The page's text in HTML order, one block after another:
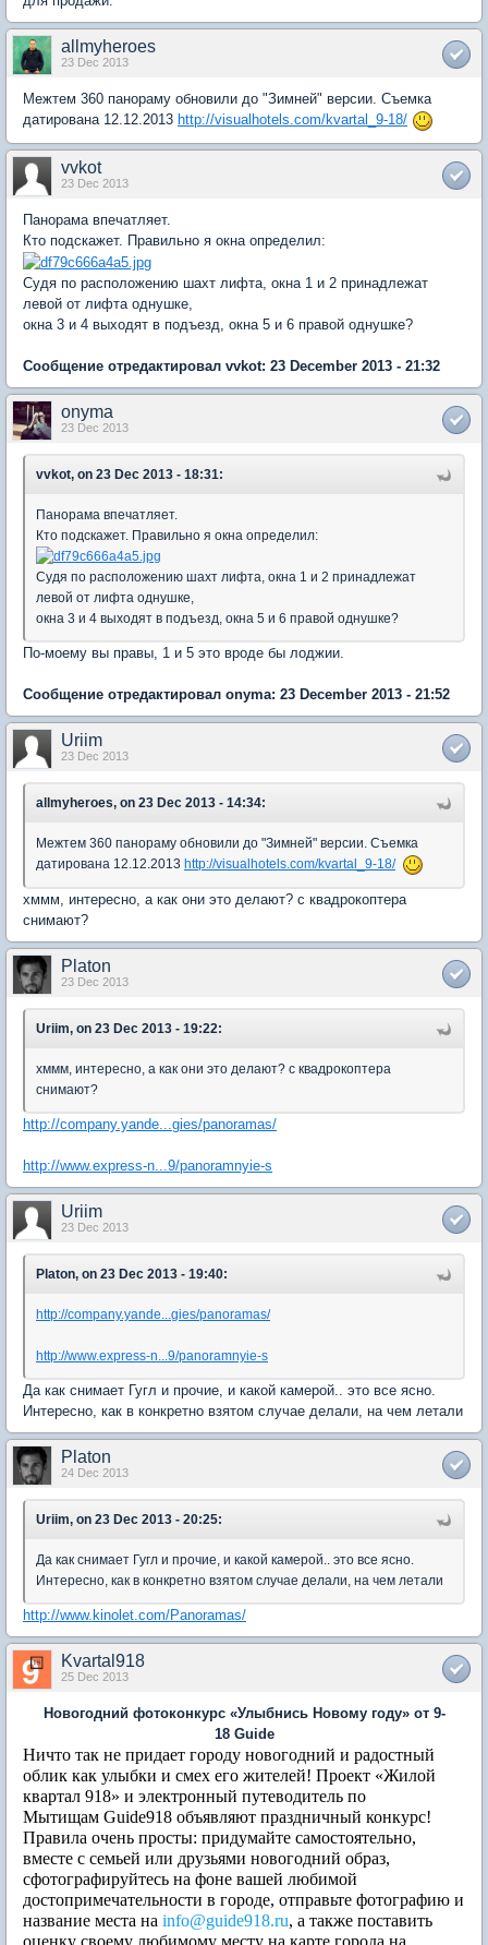
allmyheroes
23 Dec 2013
Межтем 360 панораму обновили до "Зимней" версии. Съемка
датирована 12.12.2013 http://visualhotels.com/kvartal_9-18/
vvkot
23 Dec 2013
Панорама впечатляет.
Кто подскажет. Правильно я окна определил:
Судя по расположению шахт лифта, окна 1 и 2 принадлежат
левой от лифта однушке,
окна 3 и 4 выходят в подъезд, окна 5 и 6 правой однушке?
Сообщение отредактировал vvkot: 23 December 2013 - 21:32
onyma
23 Dec 2013
vvkot, on 23 Dec 2013 - 18:31:
Панорама впечатляет.
Кто подскажет. Правильно я окна определил:
Судя по расположению шахт лифта, окна 1 и 2 принадлежат
левой от лифта однушке,
окна 3 и 4 выходят в подъезд, окна 5 и 6 правой однушке?
По-моему вы правы, 1 и 5 это вроде бы лоджии.
Сообщение отредактировал onyma: 23 December 2013 - 21:52
Uriim
23 Dec 2013
allmyheroes, on 23 Dec 2013 - 14:34:
Межтем 360 панораму обновили до "Зимней" версии. Съемка
датирована 12.12.2013 http://visualhotels.com/kvartal_9-18/
хммм, интересно, а как они это делают? с квадрокоптера
снимают?
Platon
23 Dec 2013
Uriim, on 23 Dec 2013 - 19:22:
хммм, интересно, а как они это делают? с квадрокоптера
снимают?
http://company.yande...gies/panoramas/
http://www.express-n...9/panoramnyie-s
Uriim
23 Dec 2013
Platon, on 23 Dec 2013 - 19:40:
http://company.yande...gies/panoramas/
http://www.express-n...9/panoramnyie-s
Да как снимает Гугл и прочие, и какой камерой.. это все ясно.
Интересно, как в конкретно взятом случае делали, на чем летали
Platon
24 Dec 2013
Uriim, on 23 Dec 2013 - 20:25:
Да как снимает Гугл и прочие, и какой камерой.. это все ясно.
Интересно, как в конкретно взятом случае делали, на чем летали
http://www.kinolet.com/Panoramas/
Kvartal918
25 Dec 2013
Новогодний фотоконкурс «Улыбнись Новому году» от 9-
18 Guide
Ничто так не придает городу новогодний и радостный
облик как улыбки и смех его жителей! Проект «Жилой
квартал 918» и электронный путеводитель по
Мытищам Guide918 объявляют праздничный конкурс!
Правила очень просты: придумайте самостоятельно,
вместе с семьей или друзьями новогодний образ,
сфотографируйтесь на фоне вашей любимой
достопримечательности в городе, отправьте фотографию и
название места на info@guide918.ru, а также поставить
оценку своему любимому месту на карте города на